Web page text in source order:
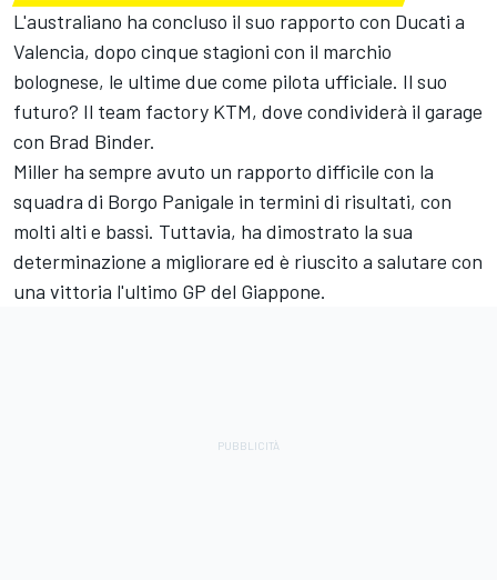
L'australiano ha concluso il suo rapporto con Ducati a
Valencia, dopo cinque stagioni con il marchio
bolognese, le ultime due come pilota ufficiale. Il suo
futuro? Il team factory KTM, dove condividerà il garage
con Brad Binder.
Miller ha sempre avuto un rapporto difficile con la
squadra di Borgo Panigale in termini di risultati, con
molti alti e bassi. Tuttavia, ha dimostrato la sua
determinazione a migliorare ed è riuscito a salutare con
una vittoria l'ultimo GP del Giappone.